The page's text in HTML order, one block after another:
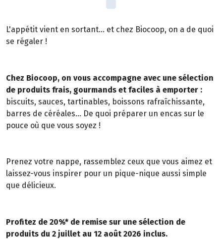
L'appétit vient en sortant... et chez Biocoop, on a de quoi
se régaler !
Chez Biocoop, on vous accompagne avec une sélection
de produits frais, gourmands et faciles à emporter :
biscuits, sauces, tartinables, boissons rafraîchissante,
barres de céréales... De quoi préparer un encas sur le
pouce où que vous soyez !
Prenez votre nappe, rassemblez ceux que vous aimez et
laissez-vous inspirer pour un pique-nique aussi simple
que délicieux.
Profitez de 20%* de remise sur une sélection de
produits du 2 juillet au 12 août 2026 inclus.